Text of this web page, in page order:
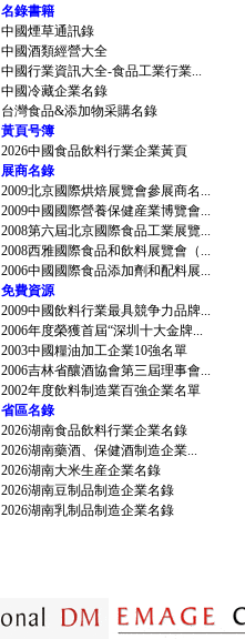
名錄書籍
中國煙草通訊錄
中國酒類經營大全
中國行業資訊大全-食品工業行業...
中國冷藏企業名錄
台灣食品&添加物采購名錄
黃頁号簿
2026中國食品飲料行業企業黃頁
展商名錄
2009北京國際烘焙展覽會參展商名...
2009中國國際營養保健産業博覽會...
2008第六屆北京國際食品工業展覽...
2008西雅國際食品和飲料展覽會（...
2006中國國際食品添加劑和配料展...
免費資源
2009中國飲料行業最具競争力品牌...
2006年度榮獲首屆“深圳十大金牌...
2003中國糧油加工企業10強名單
2006吉林省釀酒協會第三屆理事會...
2002年度飲料制造業百強企業名單
省區名錄
2026湖南食品飲料行業企業名錄
2026湖南藥酒、保健酒制造企業...
2026湖南大米生産企業名錄
2026湖南豆制品制造企業名錄
2026湖南乳制品制造企業名錄